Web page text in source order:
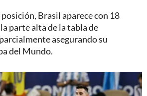
Brasil aparece con 18
parte alta de la tabla de
asegurando su
del Mundo.